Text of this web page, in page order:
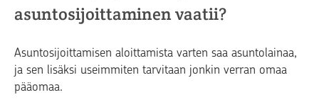
asuntosijoittaminen vaatii?
Asuntosijoittamisen aloittamista varten saa asuntolainaa,
ja sen lisäksi useimmiten tarvitaan jonkin verran omaa
pääomaa.